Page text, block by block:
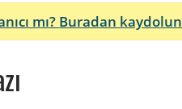
mı? Buradan kaydolun